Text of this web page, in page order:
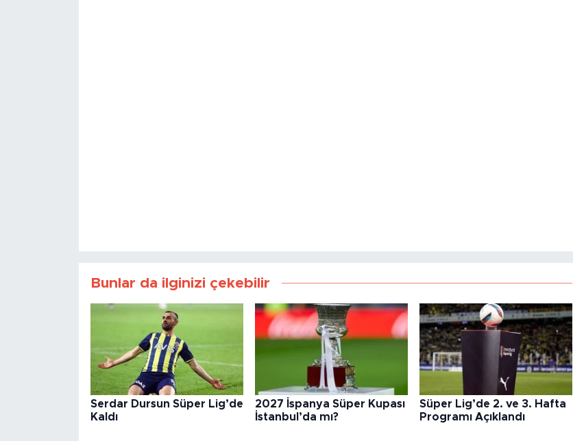
Bunlar da ilginizi çekebilir
Serdar Dursun Süper Lig’de
Kaldı
2027 İspanya Süper Kupası
İstanbul’da mı?
Süper Lig’de 2. ve 3. Hafta
Programı Açıklandı